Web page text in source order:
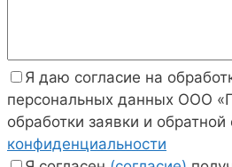
Я даю согласие на
персональных данных ООО
обработки заявки и обратной
конфиденциальности